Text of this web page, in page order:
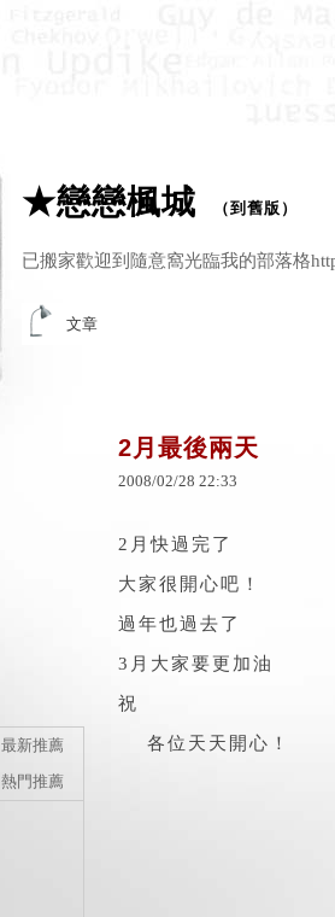
★戀戀楓城 （到舊版 ）
已搬家歡迎到隨意窩光臨我的部落格
文章
2月最後兩天
2008/02/28 22:33
2月快過完了
大家很開心吧！
過年也過去了
3月大家要更加油
祝
各位天天開心！
最新推薦
熱門推薦